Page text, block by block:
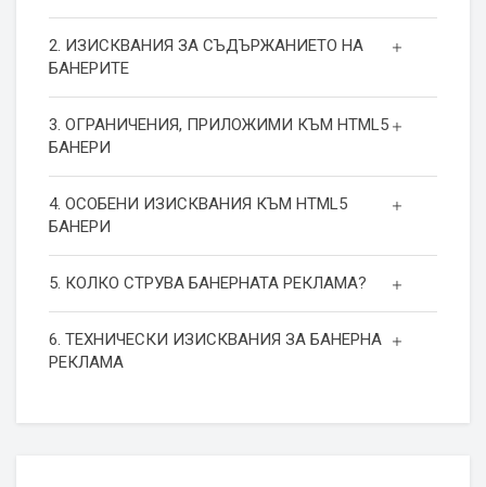
2. ИЗИСКВАНИЯ ЗА СЪДЪРЖАНИЕТО НА
БАНЕРИТЕ
3. ОГРАНИЧЕНИЯ, ПРИЛОЖИМИ КЪМ HTML5
БАНЕРИ
4. ОСОБЕНИ ИЗИСКВАНИЯ КЪМ HTML5
БАНЕРИ
5. КОЛКО СТРУВА БАНЕРНАТА РЕКЛАМА?
6. ТЕХНИЧЕСКИ ИЗИСКВАНИЯ ЗА БАНЕРНА
РЕКЛАМА